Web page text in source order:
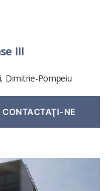
III
, Dimitrie-Pompeiu
CONTACTAŢI-NE